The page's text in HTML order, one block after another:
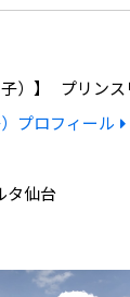
）
プリン
プロフィール
タ仙台